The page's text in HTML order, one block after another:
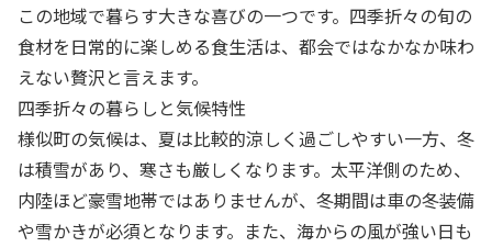
この地域で暮らす大きな喜びの一つです。四季折々の旬の
食材を日常的に楽しめる食生活は、都会ではなかなか味わ
えない贅沢と言えます。
四季折々の暮らしと気候特性
様似町の気候は、夏は比較的涼しく過ごしやすい一方、冬
は積雪があり、寒さも厳しくなります。太平洋側のため、
内陸ほど豪雪地帯ではありませんが、冬期間は車の冬装備
や雪かきが必須となります。また、海からの風が強い日も